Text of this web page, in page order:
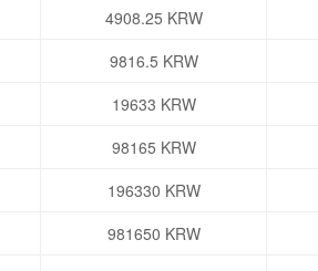
4908.25 KRW
9816.5 KRW
19633 KRW
98165 KRW
196330 KRW
981650 KRW